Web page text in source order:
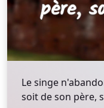
Le singe
soit de son père,